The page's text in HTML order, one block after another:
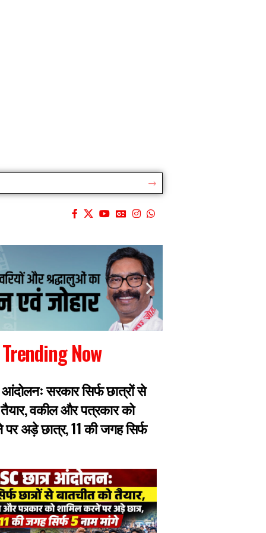
Trending Now
आंदोलनः सरकार सिर्फ छात्रों से
वकील और पत्रकार को
अड़े छात्र, 11 की जगह सिर्फ